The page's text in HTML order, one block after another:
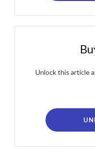
Unlock this article